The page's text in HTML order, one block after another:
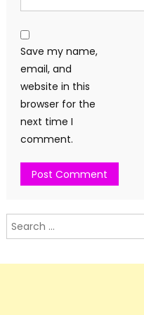
Save my name,
email, and
website in this
browser for the
next time I
comment.
Search
for: